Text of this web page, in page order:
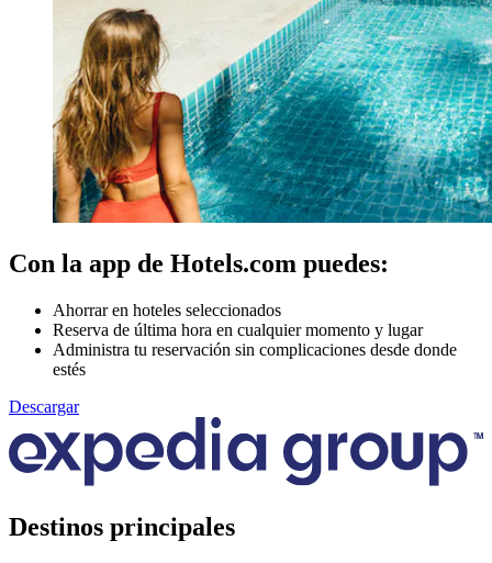
Con la app de Hotels.com puedes:
Ahorrar en hoteles seleccionados
Reserva de última hora en cualquier momento y lugar
Administra tu reservación sin complicaciones desde donde
estés
Descargar
Destinos principales